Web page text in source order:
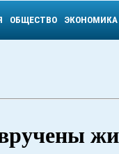
ОБЩЕСТВО ЭКОНОМИКА